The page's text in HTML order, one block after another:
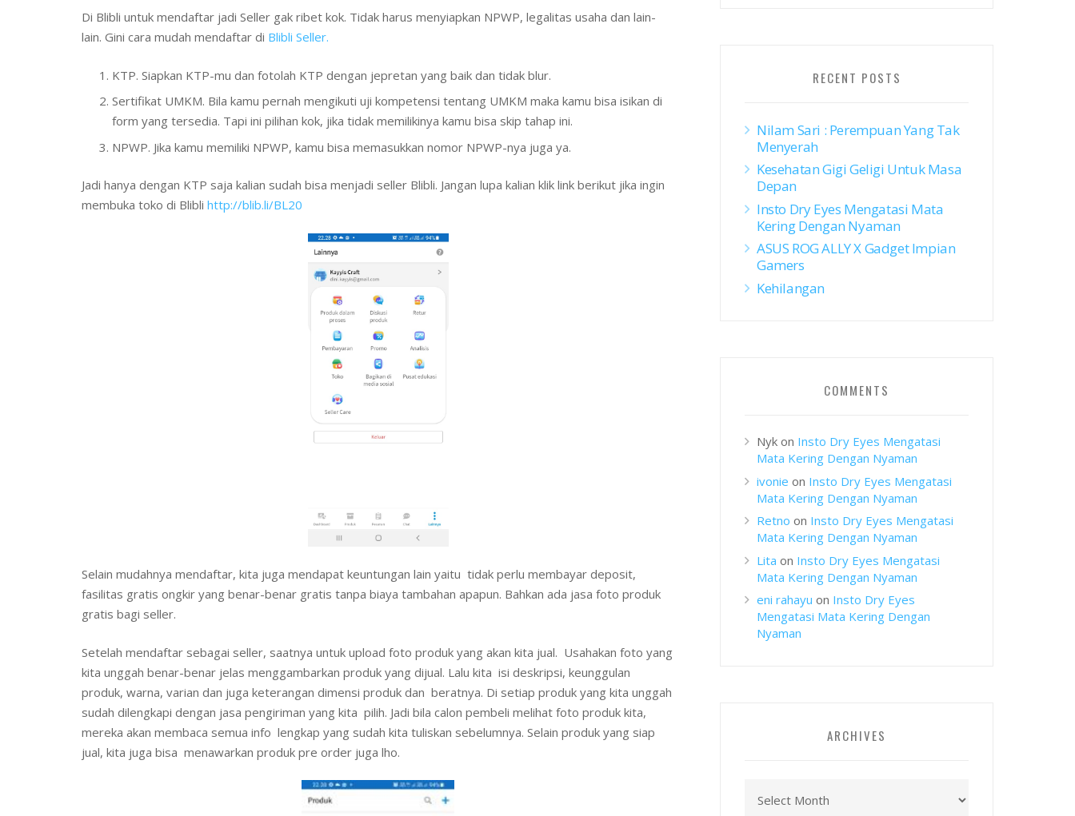
Di Blibli untuk mendaftar jadi Seller gak ribet kok. Tidak harus menyiapkan NPWP, legalitas usaha dan lain-
lain. Gini cara mudah mendaftar di Blibli Seller.
KTP. Siapkan KTP-mu dan fotolah KTP dengan jepretan yang baik dan tidak blur.
Sertifikat UMKM. Bila kamu pernah mengikuti uji kompetensi tentang UMKM maka kamu bisa isikan di
form yang tersedia. Tapi ini pilihan kok, jika tidak memilikinya kamu bisa skip tahap ini.
NPWP. Jika kamu memiliki NPWP, kamu bisa memasukkan nomor NPWP-nya juga ya.
Jadi hanya dengan KTP saja kalian sudah bisa menjadi seller Blibli. Jangan lupa kalian klik link berikut jika ingin
membuka toko di Blibli http://blib.li/BL20
Selain mudahnya mendaftar, kita juga mendapat keuntungan lain yaitu tidak perlu membayar deposit,
fasilitas gratis ongkir yang benar-benar gratis tanpa biaya tambahan apapun. Bahkan ada jasa foto produk
gratis bagi seller.
Setelah mendaftar sebagai seller, saatnya untuk upload foto produk yang akan kita jual. Usahakan foto yang
kita unggah benar-benar jelas menggambarkan produk yang dijual. Lalu kita isi deskripsi, keunggulan
produk, warna, varian dan juga keterangan dimensi produk dan beratnya. Di setiap produk yang kita unggah
sudah dilengkapi dengan jasa pengiriman yang kita pilih. Jadi bila calon pembeli melihat foto produk kita,
mereka akan membaca semua info lengkap yang sudah kita tuliskan sebelumnya. Selain produk yang siap
jual, kita juga bisa menawarkan produk pre order juga lho.
RECENT POSTS
Nilam Sari : Perempuan Yang Tak
Menyerah
Kesehatan Gigi Geligi Untuk Masa
Depan
Insto Dry Eyes Mengatasi Mata
Kering Dengan Nyaman
ASUS ROG ALLY X Gadget Impian
Gamers
Kehilangan
COMMENTS
Nyk on Insto Dry Eyes Mengatasi
Mata Kering Dengan Nyaman
ivonie on Insto Dry Eyes Mengatasi
Mata Kering Dengan Nyaman
Retno on Insto Dry Eyes Mengatasi
Mata Kering Dengan Nyaman
Lita on Insto Dry Eyes Mengatasi
Mata Kering Dengan Nyaman
eni rahayu on Insto Dry Eyes
Mengatasi Mata Kering Dengan
Nyaman
ARCHIVES